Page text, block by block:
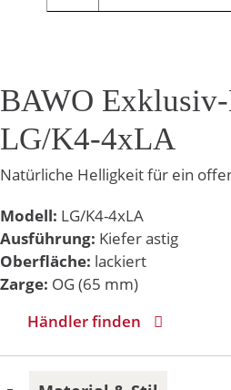
BAWO
LG/K4-4xLA
Natürliche Helligkeit für ein
Modell: LG/K4-4xLA
Ausführung: Kiefer astig
Oberfläche: lackiert
Zarge: OG (65 mm)
Händler finden